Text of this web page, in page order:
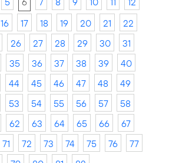
16 17 18 19 20 21
22
26 27 28 29 30
31
35 36 37 38 39
40
44 45 46 47 48
49
53 54 55 56 57
58
62 63 64 65 66
67
71 72 73 74 75 76
77